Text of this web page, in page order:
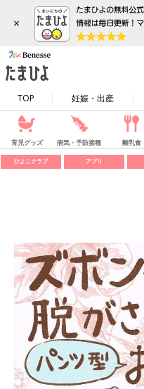
×
TOP 妊娠・出産
育児グッズ 病気・予防接種 離乳食
ひよこクラブ アプリ